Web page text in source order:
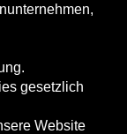
gesetzlich
Website